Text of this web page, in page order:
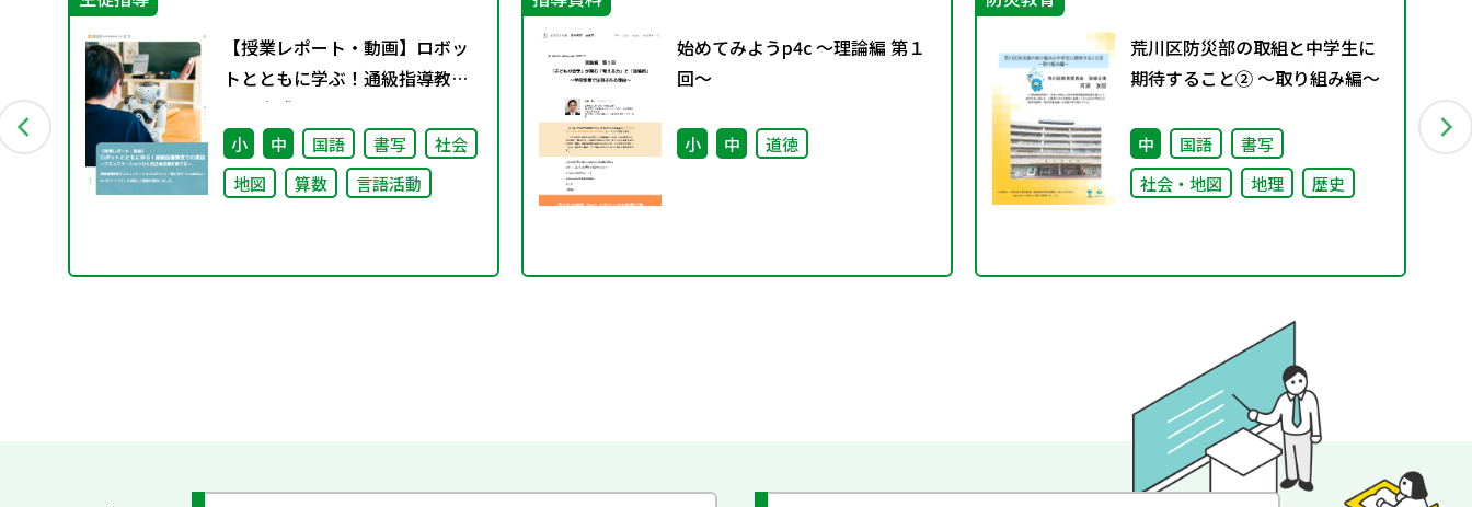
共
【授業レポート・動画】ロボッ
トとともに学ぶ！通級指導教室
での実践～コミュニケーション
力と自己肯定感を育てる～
小 中 国語 書写
社会
地図
算数 言語活動
始めてみようp4c ～理論編 第１
回～
小 中 道徳
荒川区防災部の取組と中学生に
期待すること② ～取り組み編～
中 国語
書写
社会・地図
地理 歴史